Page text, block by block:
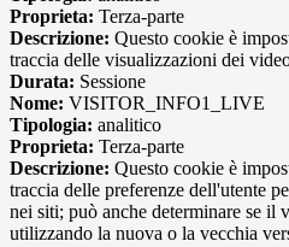
Proprieta: Terza-parte
Descrizione: Questo cookie è
traccia delle visualizzazioni dei
Durata: Sessione
Nome: VISITOR_INFO1_LIVE
Tipologia: analitico
Proprieta: Terza-parte
Descrizione: Questo cookie è
traccia delle preferenze dell'utente
nei siti; può anche determinare se il
utilizzando la nuova o la vecchia